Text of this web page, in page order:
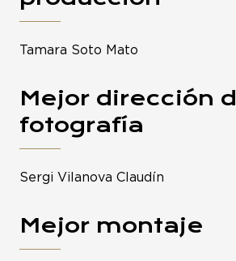
Tamara Soto Mato
Mejor dirección
fotografía
Sergi Vilanova Claudín
Mejor montaje